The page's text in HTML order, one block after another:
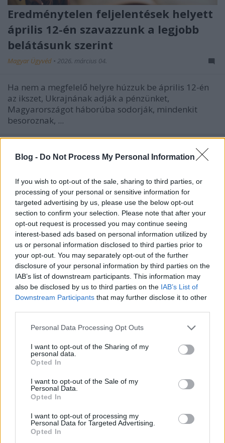
Blog - Do Not Process My Personal Information
If you wish to opt-out of the sale, sharing to third parties, or
processing of your personal or sensitive information for
targeted advertising by us, please use the below opt-out
section to confirm your selection. Please note that after your
opt-out request is processed you may continue seeing
interest-based ads based on personal information utilized by
us or personal information disclosed to third parties prior to
your opt-out. You may separately opt-out of the further
disclosure of your personal information by third parties on the
IAB’s list of downstream participants. This information may
also be disclosed by us to third parties on the IAB’s List of
Downstream Participants that may further disclose it to other
Please note that this website/app uses one or more Google
not limited to your visit or usage behaviour. You may click to
grant or deny consent to Google and its third-party tags to
use your data for below specified purposes in below Google
consent section.
Personal Data Processing Opt Outs
I want to opt-out of the Sharing of my
personal data.
Opted In
I want to opt-out of the Sale of my
Personal Data.
Opted In
I want to opt-out of processing my
Personal Data for Targeted Advertising.
Opted In
Eredménytelen feljelentések helyett
április 12-én szavazzunk a legjobb
belátásunk szerint
Magyar Ügyvéd • 2026. március 04.
Ha nem a megfelelő helyre húzzuk be április 12-én
az ikszet, Ukrajnának adják a pénzünket,
Magyarországot háborúba sodorják, mindenkit
besoroznak, ...
Mi lesz veled, Klubrádió? Évekig
tarthat, mire kiderül, visszakapja-e a
frekvenciahasználati jogát, és
milyen kártérítésre számíthat
Magyar Ügyvéd •2026. február 19.
A Fidesznek semmi nem drága, ha a hatalom
megőrzéséről van szó. A Klubrádió pedig zavaró